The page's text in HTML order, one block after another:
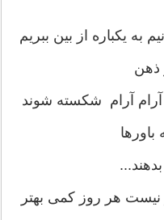
به یکباره از بین ببریم
ذهن
آرام آرام شکسته شوند
باورها
نیست هر روز کمی بهتر